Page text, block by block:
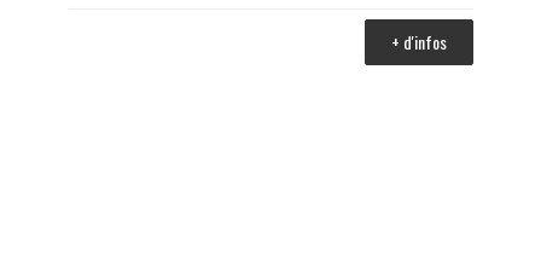
+ d'infos